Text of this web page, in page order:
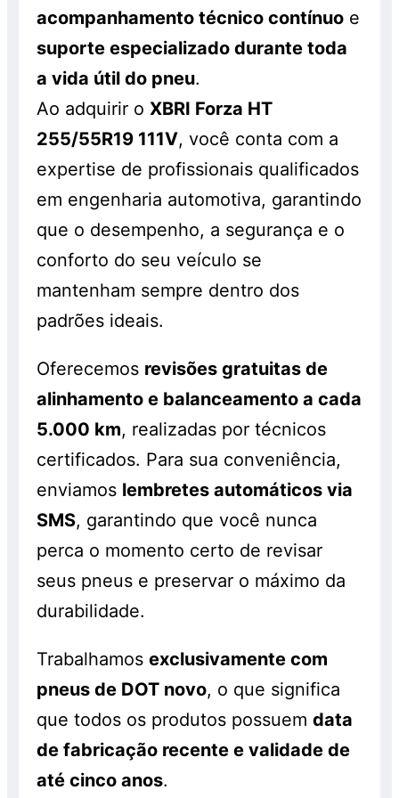
acompanhamento técnico contínuo e
suporte especializado durante toda
a vida útil do pneu.
Ao adquirir oXBRI Forza HT
255/55R19 111V, você conta com a
expertise de profissionais qualificados
em engenharia automotiva, garantindo
que o desempenho, a segurança e o
conforto do seu veículo se
mantenham sempre dentro dos
padrões ideais.
Oferecemos revisões gratuitas de
alinhamento e balanceamento a cada
5.000 km, realizadas por técnicos
certificados. Para sua conveniência,
enviamos lembretes automáticos via
SMS, garantindo que você nunca
perca o momento certo de revisar
seus pneus e preservar o máximo da
durabilidade.
Trabalhamosexclusivamente com
pneus de DOT novo, o que significa
que todos os produtos possuemdata
de fabricação recente e validade de
até cinco anos.